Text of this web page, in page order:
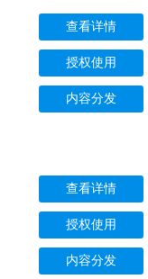
查看详情
授权使用
内容分发
查看详情
授权使用
内容分发